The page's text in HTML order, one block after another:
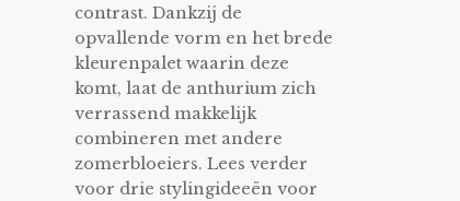
contrast. Dankzij de
opvallende vorm en het brede
kleurenpalet waarin deze
komt, laat de anthurium zich
verrassend makkelijk
combineren met andere
zomerbloeiers. Lees verder
voor drie stylingideeën voor